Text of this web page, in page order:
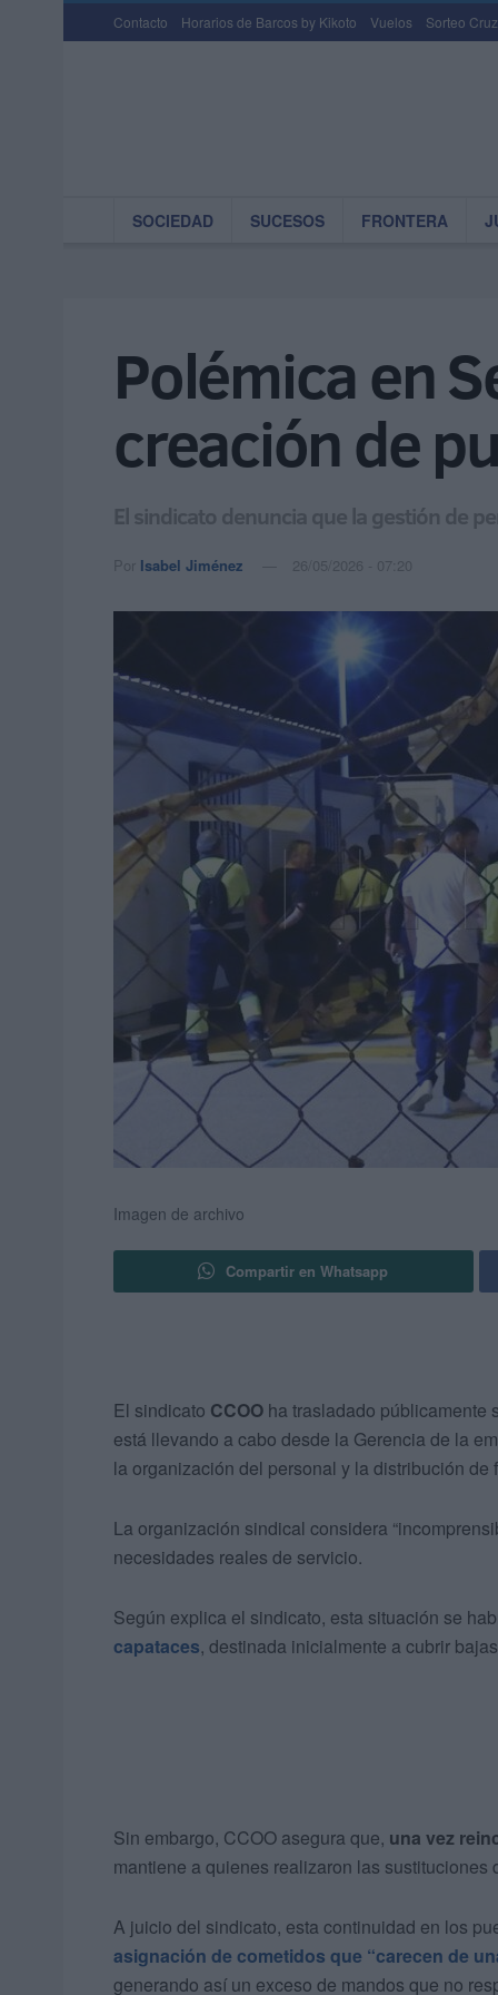
Contacto Horarios de Barcos by Kikoto Vuelos Sorteo
SOCIEDAD SUCESOS FRONTERA
Polémica en
creación de
El sindicato denuncia que la gestión de
Por Isabel Jiménez 26/05/2026 - 07:20
Imagen de archivo
Compartir en Whatsapp
El sindicato CCOO ha trasladado públicamente
está llevando a cabo desde la Gerencia de la
la organización del personal y la distribución de
La organización sindical considera
necesidades reales de servicio.
Según explica el sindicato, esta situación se
capataces, destinada inicialmente a cubrir
Sin embargo, CCOO asegura que, una vez
mantiene a quienes realizaron las
A juicio del sindicato, esta continuidad en los
asignación de cometidos que “carecen de
generando así un exceso de mandos que no